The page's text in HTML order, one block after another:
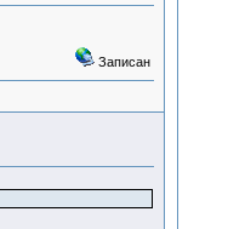
Записан